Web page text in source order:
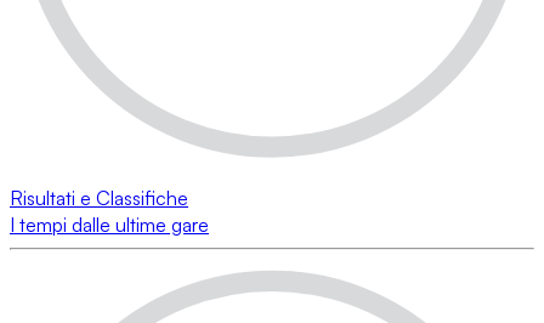
Risultati e Classifiche
I tempi dalle ultime gare